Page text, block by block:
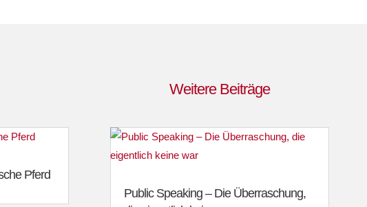
Weitere Beiträge
Pferd
Public Speaking – Die Überraschung,